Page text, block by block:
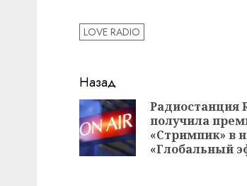
LOVE RADIO
Навигация
записи
Назад
Радиостанция
получила
«Стримпик» в
«Глобальный